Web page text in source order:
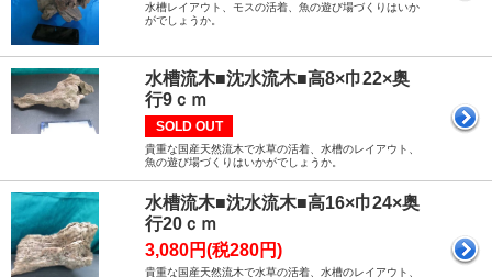
水槽レイアウト、モスの活着、魚の遊び場づくりはいか
がでしょうか。
水槽流木■沈水流木■高8×巾22×奥
行9ｃｍ
SOLD OUT
貴重な国産天然流木で水草の活着、水槽のレイアウト、
魚の遊び場づくりはいかがでしょうか。
水槽流木■沈水流木■高16×巾24×奥
行20ｃｍ
3,080円(税280円)
貴重な国産天然流木で水草の活着、水槽のレイアウト、